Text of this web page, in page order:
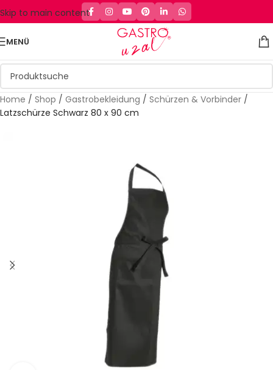
Skip to main content
MENÜ
Home / Shop / Gastrobekleidung / Schürzen & Vorbinder /
Latzschürze Schwarz 80 x 90 cm